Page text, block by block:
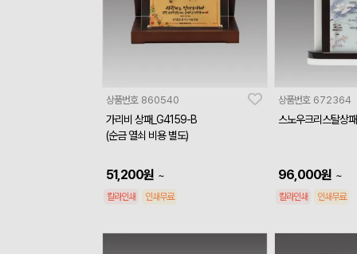
상품번호 860540
가리비 상패_G4159-B
(순금 열쇠 비용 별도)
51,200원 ~
칼라인쇄 인쇄무료
상품번호 672364
스노우크리스탈상
96,000원 ~
칼라인쇄 인쇄무료